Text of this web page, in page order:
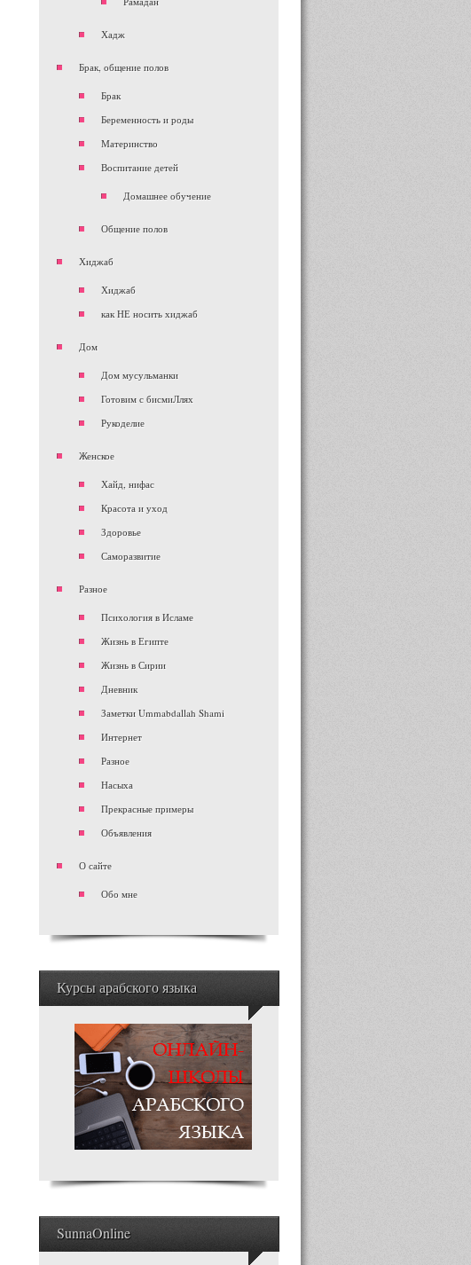
Хадж
Брак, общение полов
Брак
Беременность и роды
Материнство
Воспитание детей
Домашнее обучение
Общение полов
Хиджаб
Хиджаб
как НЕ носить хиджаб
Дом
Дом мусульманки
Готовим с бисмиЛлях
Рукоделие
Женское
Хайд, нифас
Красота и уход
Здоровье
Саморазвитие
Разное
Психология в Исламе
Жизнь в Египте
Жизнь в Сирии
Дневник
Заметки Ummabdallah Shami
Интернет
Разное
Насыха
Прекрасные примеры
Объявления
О сайте
Обо мне
Курсы арабского языка
SunnaOnline